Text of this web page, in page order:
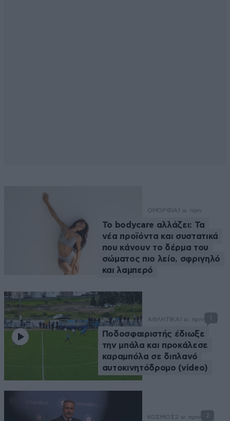
ΟΜΟΡΦΙΑ 1 ω. πριν
Το bodycare αλλάζει: Τα
νέα προϊόντα και συστατικά
που κάνουν το δέρμα του
σώματος πιο λείο, σφριγηλό
και λαμπερό
ΑΘΛΗΤΙΚΑ 1 ω. πριν 1
Ποδοσφαιριστής έδιωξε
την μπάλα και προκάλεσε
καραμπόλα σε διπλανό
αυτοκινητόδρομο (video)
ΚΟΣΜΟΣ2 ω. πριν 2